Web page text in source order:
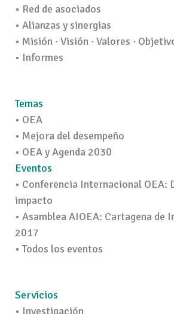
• Red de asociados
• Alianzas y sinergias
• Misión · Visión · Valores ·
• Informes
Temas
• OEA
• Mejora del desempeño
• OEA y Agenda 2030
Eventos
• Conferencia Internacional OEA:
impacto
• Asamblea AIOEA: Cartagena de
2017
• Todos los eventos
Servicios
• Investigación